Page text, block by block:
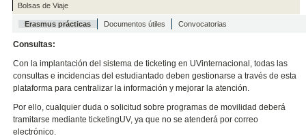
Bolsas de Viaje
Erasmus prácticas Documentos útiles Convocatorias
Consultas:
Con la implantación del sistema de ticketing en UVinternacional, todas las
consultas e incidencias del estudiantado deben gestionarse a través de esta
plataforma para centralizar la información y mejorar la atención.
Por ello, cualquier duda o solicitud sobre programas de movilidad deberá
tramitarse mediante ticketingUV, ya que no se atenderá por correo
electrónico.